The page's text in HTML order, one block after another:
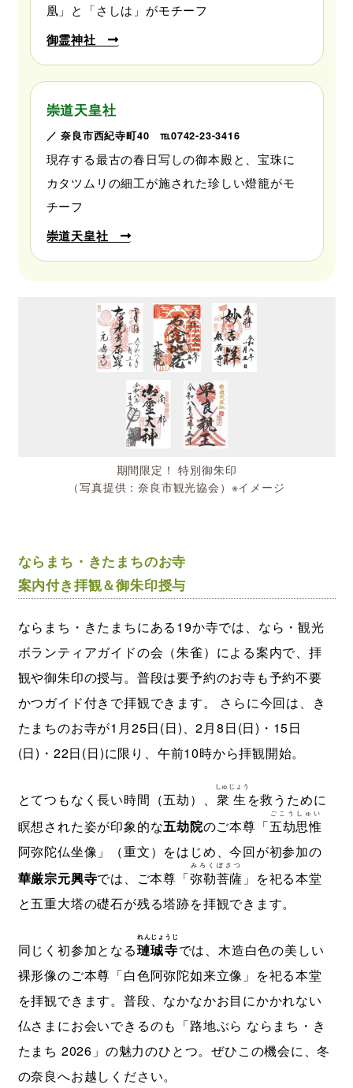
凰」と「さしは」がモチーフ
御霊神社
崇道天皇社
／ 奈良市西紀寺町40 ℡0742-23-3416
現存する最古の春日写しの御本殿と、宝珠に
カタツムリの細工が施された珍しい燈籠がモ
チーフ
崇道天皇社
期間限定！ 特別御朱印
（写真提供：奈良市観光協会）※イメージ
ならまち・きたまちのお寺
案内付き拝観＆御朱印授与
ならまち・きたまちにある19か寺では、なら・観光
ボランティアガイドの会（朱雀）による案内で、拝
観や御朱印の授与。普段は要予約のお寺も予約不要
かつガイド付きで拝観できます。 さらに今回は、き
たまちのお寺が1月25日(日)、2月8日(日)・15日
(日)・22日(日)に限り、午前10時から拝観開始。
とてつもなく長い時間（五劫）、 衆生
しゅじょう
を救うために
瞑想された姿が印象的な五劫院のご本尊「五劫思惟
ごこうしゅい
阿弥陀仏坐像」（重文）をはじめ、今回が初参加の
華厳宗元興寺では、ご本尊「弥勒菩薩
みろくぼさつ
」を祀る本堂
と五重大塔の礎石が残る塔跡を拝観できます。
同じく初参加となる璉珹寺
れんじょうじ
では、木造白色の美しい
裸形像のご本尊「白色阿弥陀如来立像」を祀る本堂
を拝観できます。普段、なかなかお目にかかれない
仏さまにお会いできるのも「路地ぶら ならまち・き
たまち 2026」の魅力のひとつ。ぜひこの機会に、冬
の奈良へお越しください。